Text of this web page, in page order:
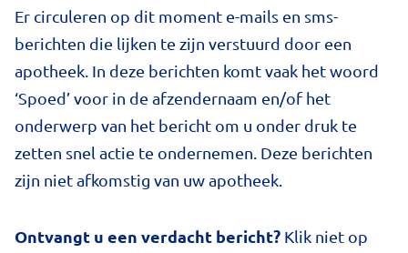
Er circuleren op dit moment e-mails en sms-
berichten die lijken te zijn verstuurd door een
apotheek. In deze berichten komt vaak het woord
‘Spoed’ voor in de afzendernaam en/of het
onderwerp van het bericht om u onder druk te
zetten snel actie te ondernemen. Deze berichten
zijn niet afkomstig van uw apotheek.
Ontvangt u een verdacht bericht? Klik niet op